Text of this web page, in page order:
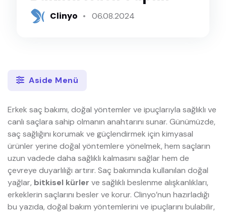
Clinyo 06.08.2024
Aside Menü
Erkek saç bakımı, doğal yöntemler ve ipuçlarıyla sağlıklı ve
canlı saçlara sahip olmanın anahtarını sunar. Günümüzde,
saç sağlığını korumak ve güçlendirmek için kimyasal
ürünler yerine doğal yöntemlere yönelmek, hem saçların
uzun vadede daha sağlıklı kalmasını sağlar hem de
çevreye duyarlılığı artırır. Saç bakımında kullanılan doğal
yağlar, bitkisel kürler ve sağlıklı beslenme alışkanlıkları,
erkeklerin saçlarını besler ve korur. Clinyo’nun hazırladığı
bu yazıda, doğal bakım yöntemlerini ve ipuçlarını bulabilir,